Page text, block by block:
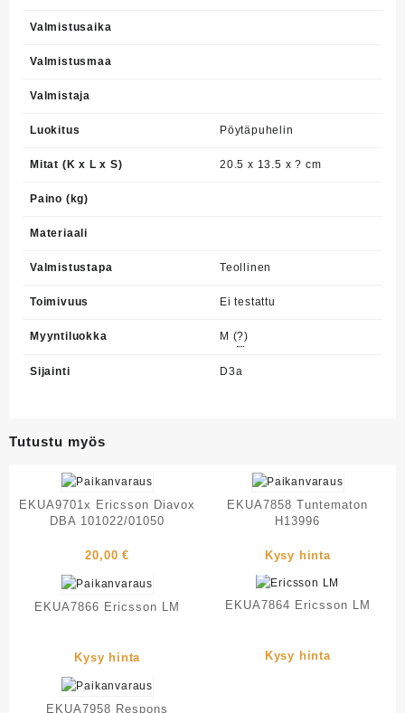
Valmistusaika
Valmistusmaa
Valmistaja
Luokitus Pöytäpuhelin
Mitat (K x L x S) 20.5 x 13.5 x ? cm
Paino (kg)
Materiaali
Valmistustapa Teollinen
Toimivuus Ei testattu
Myyntiluokka M (?)
Sijainti D3a
Tutustu myös
EKUA9701x Ericsson Diavox
DBA 101022/01050
20,00€
EKUA7858 Tuntematon
H13996
Kysy hinta
EKUA7866 Ericsson LM
Kysy hinta
EKUA7864 Ericsson LM
Kysy hinta
EKUA7958 Respons